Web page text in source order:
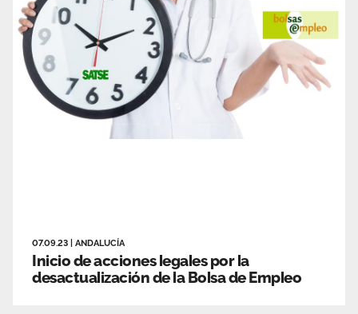
07.09.23 ANDALUCÍA
Inicio de acciones legales por la
desactualización de la Bolsa de Empleo